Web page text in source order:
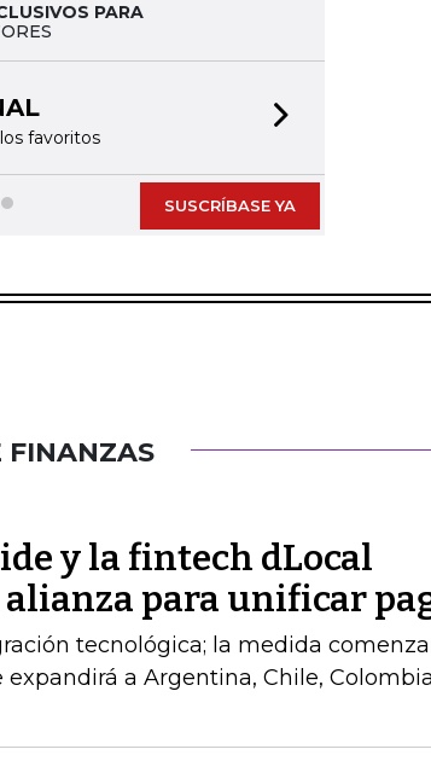
PARA
favoritos
SUSCRÍBASE YA
FINANZAS
y la fintech dLocal
para unificar
tecnológica; la medida
expandirá a Argentina, Chile,